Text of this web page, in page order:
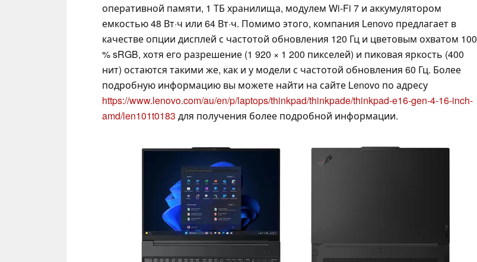
оперативной памяти, 1 ТБ хранилища, модулем Wi-Fi 7 и аккумулятором
емкостью 48 Вт·ч или 64 Вт·ч. Помимо этого, компания Lenovo предлагает в
качестве опции дисплей с частотой обновления 120 Гц и цветовым охватом 100
% sRGB, хотя его разрешение (1 920 × 1 200 пикселей) и пиковая яркость (400
нит) остаются такими же, как и у модели с частотой обновления 60 Гц. Более
подробную информацию вы можете найти на сайте Lenovo по адресу
https://www.lenovo.com/au/en/p/laptops/thinkpad/thinkpade/thinkpad-e16-gen-4-16-inch-
amd/len101t0183 для получения более подробной информации.